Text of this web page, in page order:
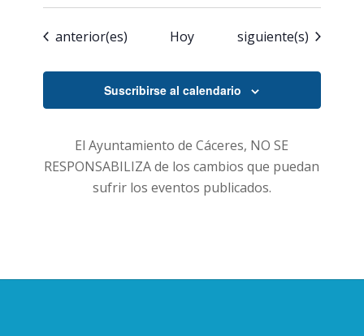
Eventos
anterior(es) Hoy Eventos
siguiente(s)
Suscribirse al calendario
El Ayuntamiento de Cáceres, NO SE
RESPONSABILIZA de los cambios que puedan
sufrir los eventos publicados.